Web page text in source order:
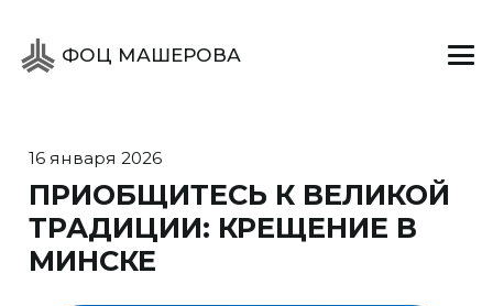
ФОЦ МАШЕРОВА
16 января 2026
ПРИОБЩИТЕСЬ К ВЕЛИКОЙ
ТРАДИЦИИ: КРЕЩЕНИЕ В
МИНСКЕ